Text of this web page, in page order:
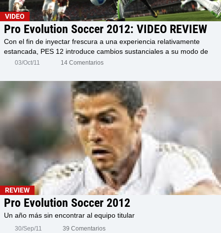
VIDEO
Pro Evolution Soccer 2012: VIDEO REVIEW
Con el fin de inyectar frescura a una experiencia relativamente
estancada, PES 12 introduce cambios sustanciales a su modo de
juego pero, ¿bastará para recuperar la corona?
03/Oct/11 14 Comentarios
REVIEW
Pro Evolution Soccer 2012
Un año más sin encontrar al equipo titular
30/Sep/11 39 Comentarios